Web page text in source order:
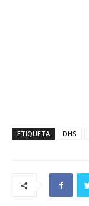
ETIQUETA DHS